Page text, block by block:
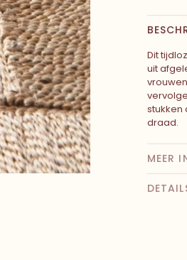
Dit
uit
stukken
draad.
MEER